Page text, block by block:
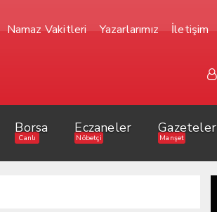
Namaz Vakitleri Yazarlarımız İletişim
Borsa
Canlı
Eczaneler
Nöbetçi
Gazeteler
Manşet